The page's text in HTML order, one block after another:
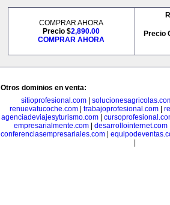
COMPRAR AHORA
Precio $2,890.00
COMPRAR AHORA
Precio
Otros dominios en venta:
sitioprofesional.com
renuevatucoche.com
trabajoprofesional.com
agenciadeviajesyturismo.com
empresarialmente.com
desarrollointernet.com
conferenciasempresariales.com